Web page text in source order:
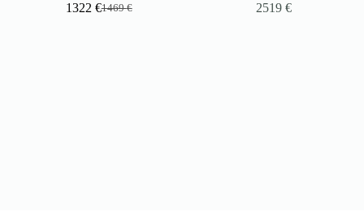
1469€
Alkuperäinen
1322€Nykyinen
2519€